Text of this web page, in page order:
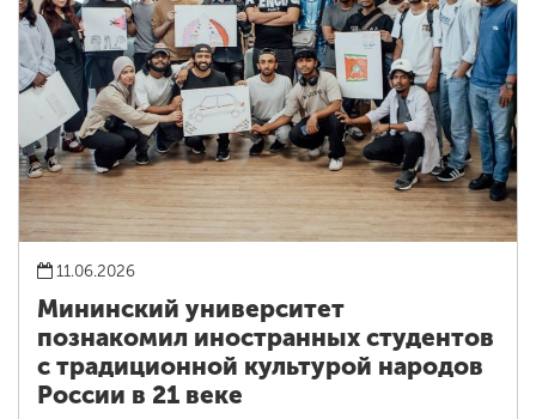
11.06.2026
Мининский университет
познакомил иностранных студентов
с традиционной культурой народов
России в 21 веке